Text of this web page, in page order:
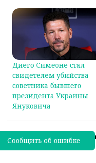
Диего Симеоне стал
свидетелем убийства
советника бывшего
президента Украины
Януковича
Была ли эта
Сообщить об ошибке